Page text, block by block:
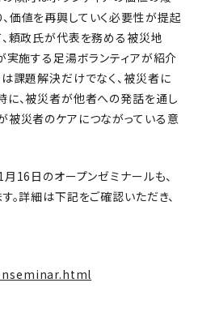
価値を再興していく必要性が提起
、頼政氏が代表を務める被災地
実施する足湯ボランティアが紹介
課題解決だけでなく、被災者に
に、被災者が他者への発話を通し
被災者のケアにつながっている意
16日のオープンゼミナールも、
。詳細は下記をご確認いただき、